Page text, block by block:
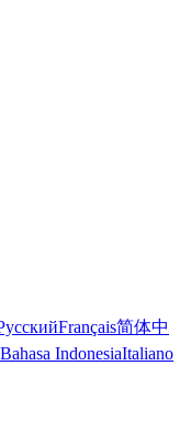
Français简体中
Bahasa IndonesiaItaliano